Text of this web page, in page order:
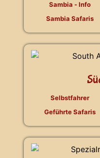
Sambia - Info
Sambia Safaris
Selbstfahrer
Geführte Safaris